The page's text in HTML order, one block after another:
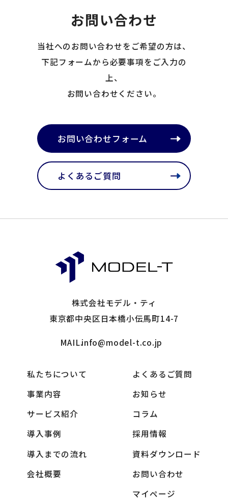
お問い合わせ
当社へのお問い合わせをご希望の方は、
下記フォームから必要事項をご入力の
上、
お問い合わせください。
お問い合わせフォーム
よくあるご質問
株式会社モデル・ティ
東京都中央区日本橋小伝馬町14-7
MAIL.info@model-t.co.jp
私たちについて
事業内容
サービス紹介
導入事例
導入までの流れ
会社概要
よくあるご質問
お知らせ
コラム
採用情報
資料ダウンロード
お問い合わせ
マイページ